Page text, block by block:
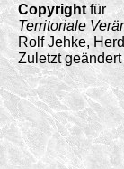
Copyrightfür
Territoriale
Rolf Jehke,
Zuletzt